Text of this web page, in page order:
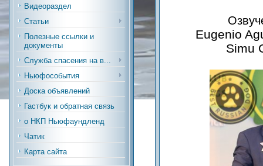
Видеораздел
Статьи
Полезные ссылки и
документы
Служба спасения на в...
Ньюфособытия
Доска объявлений
Гастбук и обратная связь
о НКП Ньюфаундленд
Чатик
Карта сайта
Eugenio
Simu